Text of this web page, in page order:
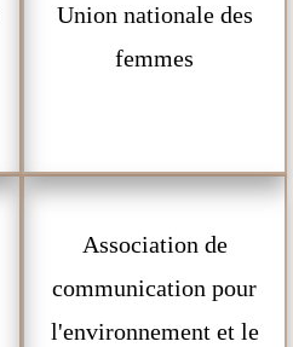
Union nationale des
femmes
Association de
communication pour
l'environnement et le